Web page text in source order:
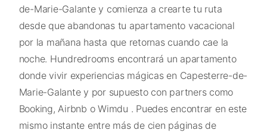
de-Marie-Galante y comienza a crearte tu ruta
desde que abandonas tu apartamento vacacional
por la mañana hasta que retornas cuando cae la
noche. Hundredrooms encontrará un apartamento
donde vivir experiencias mágicas en Capesterre-de-
Marie-Galante y por supuesto con partners como
Booking, Airbnb o Wimdu . Puedes encontrar en este
mismo instante entre más de cien páginas de